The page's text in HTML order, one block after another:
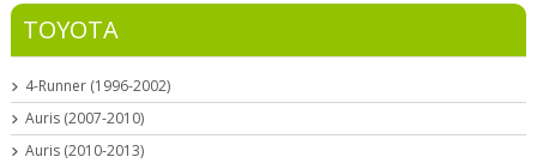
TOYOTA
4-Runner (1996-2002)
Auris (2007-2010)
Auris (2010-2013)